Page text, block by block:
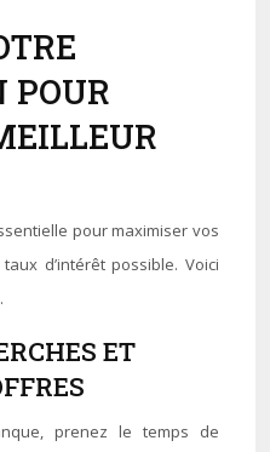
POUR
pour maximiser vos
d’intérêt possible. Voici
ET
prenez le temps de